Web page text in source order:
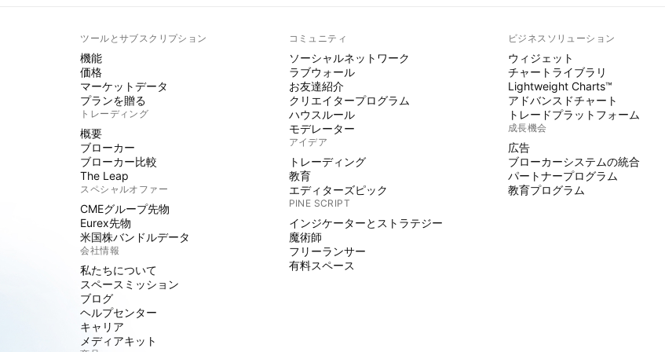
ツールとサブスクリプション
機能
価格
マーケットデータ
プランを贈る
トレーディング
概要
ブローカー
ブローカー比較
The Leap
スペシャルオファー
CMEグループ先物
Eurex先物
米国株バンドルデータ
会社情報
私たちについて
スペースミッション
ブログ
ヘルプセンター
キャリア
メディアキット
コミュニティ
ソーシャルネットワーク
ラブウォール
お友達紹介
クリエイタープログラム
ハウスルール
モデレーター
アイデア
トレーディング
教育
エディターズピック
PINE SCRIPT
インジケーターとストラテジー
魔術師
フリーランサー
有料スペース
ビジネスソリューション
ウィジェット
チャートライブラリ
Lightweight Charts™
アドバンスドチャート
トレードプラットフォーム
成長機会
広告
ブローカーシステムの統合
パートナープログラム
教育プログラム